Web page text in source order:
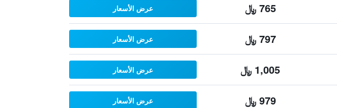
765 ﷼ عرض الأسعار
797 ﷼ عرض الأسعار
1,005 ﷼ عرض الأسعار
979 ﷼ عرض الأسعار